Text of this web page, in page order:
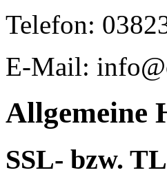
Telefon:
E-Mail:
Allgemeine
SSL- bzw.